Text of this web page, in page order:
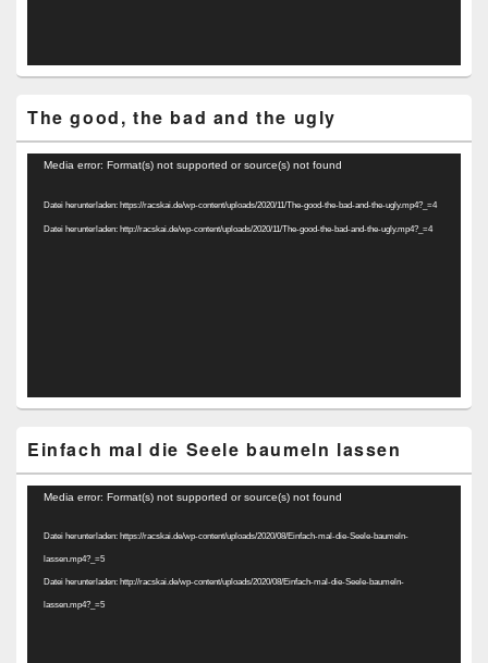
The good, the bad and the ugly
Video-
Media error: Format(s) not supported or source(s) not found
Datei herunterladen: https://racskai.de/wp-content/uploads/2020/11/The-good-the-bad-and-the-ugly.mp4?_=4
Datei herunterladen: http://racskai.de/wp-content/uploads/2020/11/The-good-the-bad-and-the-ugly.mp4?_=4
Einfach mal die Seele baumeln lassen
Video-
Media error: Format(s) not supported or source(s) not found
Datei herunterladen: https://racskai.de/wp-content/uploads/2020/08/Einfach-mal-die-Seele-baumeln-
lassen.mp4?_=5
Datei herunterladen: http://racskai.de/wp-content/uploads/2020/08/Einfach-mal-die-Seele-baumeln-
lassen.mp4?_=5